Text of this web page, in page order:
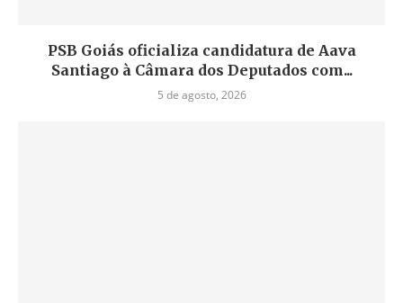
PSB Goiás oficializa candidatura de Aava
Santiago à Câmara dos Deputados com...
5 de agosto, 2026